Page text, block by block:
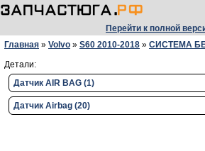
Перейти к полной
Главная » Volvo » S60 2010-2018 » СИСТЕМА
Детали:
Датчик AIR BAG (1)
Датчик Airbag (20)